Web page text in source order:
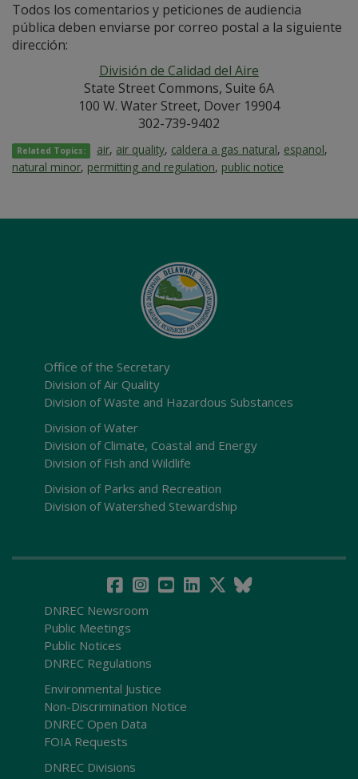
Todos los comentarios y peticiones de audiencia
pública deben enviarse por correo postal a la siguiente
dirección:
División de Calidad del Aire
State Street Commons, Suite 6A
100 W. Water Street, Dover 19904
302-739-9402
Related Topics: air, air quality, caldera a gas natural, espanol,
natural minor, permitting and regulation, public notice
Office of the Secretary
Division of Air Quality
Division of Waste and Hazardous Substances
Division of Water
Division of Climate, Coastal and Energy
Division of Fish and Wildlife
Division of Parks and Recreation
Division of Watershed Stewardship
DNREC Newsroom
Public Meetings
Public Notices
DNREC Regulations
Environmental Justice
Non-Discrimination Notice
DNREC Open Data
FOIA Requests
DNREC Divisions